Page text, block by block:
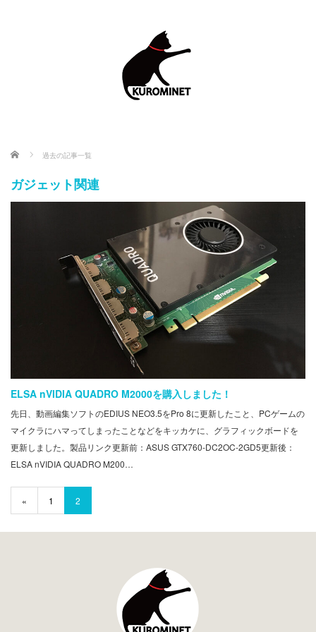
ホーム 過去の記事一覧
ガジェット関連
ELSA nVIDIA QUADRO M2000を購入しました！
先日、動画編集ソフトのEDIUS NEO3.5をPro 8に更新したこと、PCゲームの
マイクラにハマってしまったことなどをキッカケに、グラフィックボードを
更新しました。製品リンク更新前：ASUS GTX760-DC2OC-2GD5更新後：
ELSA nVIDIA QUADRO M200…
« 1 2